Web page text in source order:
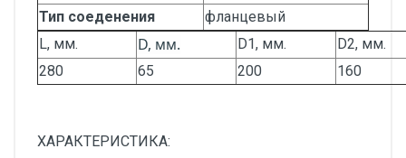
Тип соеденения
фланцевый
L, мм.
D, мм. D1, мм.
D2, мм.
280
65 200 160
ХАРАКТЕРИСТИКА: